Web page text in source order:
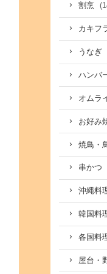
割烹
カキフ
うなぎ
ハンバ
オムラ
お好み
焼鳥・
串かつ
沖縄料
韓国料
各国料
屋台・